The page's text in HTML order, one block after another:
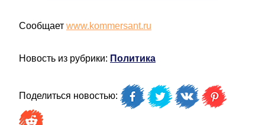
Сообщает www.kommersant.ru
Новость из рубрики: Политика
Поделиться новостью: